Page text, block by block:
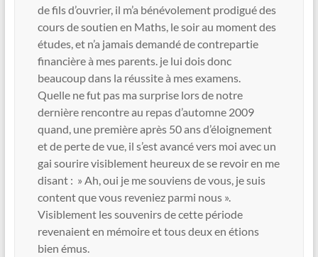
de fils d’ouvrier, il m’a bénévolement prodigué des
cours de soutien en Maths, le soir au moment des
études, et n’a jamais demandé de contrepartie
financière à mes parents. je lui dois donc
beaucoup dans la réussite à mes examens.
Quelle ne fut pas ma surprise lors de notre
dernière rencontre au repas d’automne 2009
quand, une première après 50 ans d’éloignement
et de perte de vue, il s’est avancé vers moi avec un
gai sourire visiblement heureux de se revoir en me
disant : » Ah, oui je me souviens de vous, je suis
content que vous reveniez parmi nous ».
Visiblement les souvenirs de cette période
revenaient en mémoire et tous deux en étions
bien émus.